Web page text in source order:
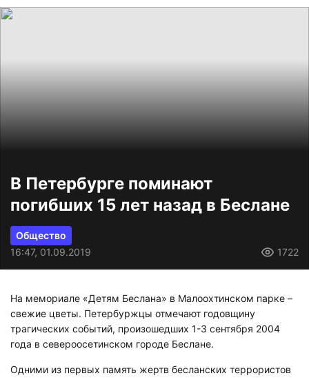
В Петербурге поминают
погибших 15 лет назад в Беслане
Общество
16:47, 01.09.2019
1722
На мемориале «Детям Беслана» в Малоохтинском парке –
свежие цветы. Петербуржцы отмечают годовщину
трагических событий, произошедших 1-3 сентября 2004
года в североосетинском городе Беслане.
Одними из первых память жертв бесланских террористов